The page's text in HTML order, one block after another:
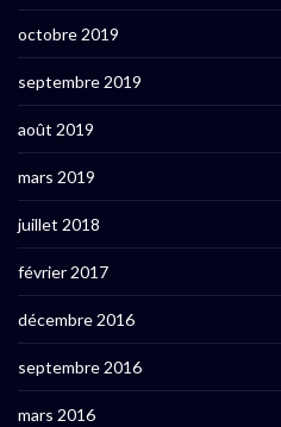
octobre 2019
septembre 2019
août 2019
mars 2019
juillet 2018
février 2017
décembre 2016
septembre 2016
mars 2016